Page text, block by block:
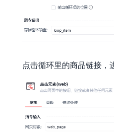
点击循环里的商品链接，